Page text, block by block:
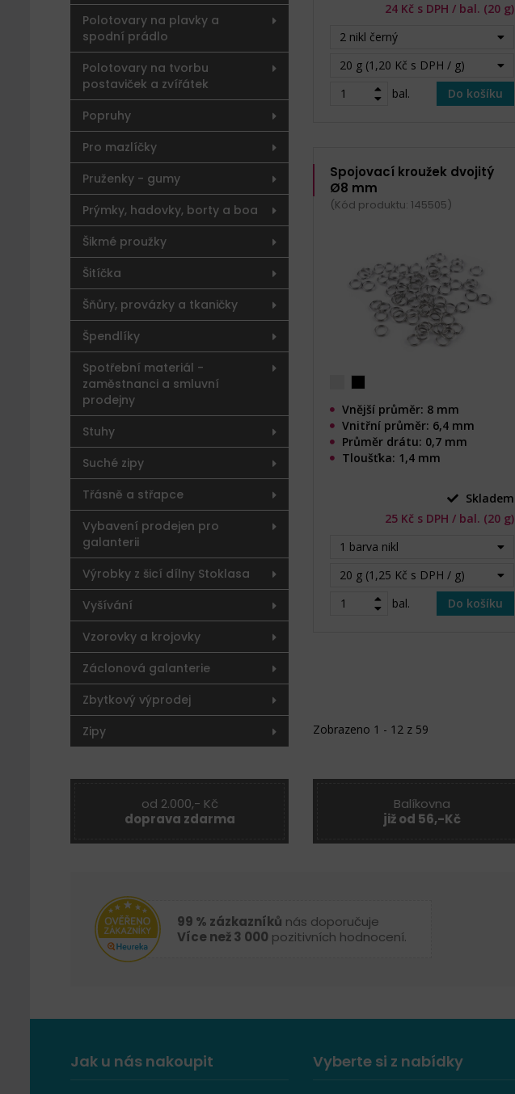
Polotovary na plavky a
spodní prádlo
Polotovary na tvorbu
postaviček a zvířátek
Popruhy
Pro mazlíčky
Pruženky - gumy
Prýmky, hadovky, borty a boa
Šikmé proužky
Šitíčka
Šňůry, provázky a tkaničky
Špendlíky
Spotřební materiál -
zaměstnanci a smluvní
prodejny
Stuhy
Suché zipy
Třásně a střapce
Vybavení prodejen pro
galanterii
Výrobky z šicí dílny Stoklasa
Vyšívání
Vzorovky a krojovky
Záclonová galanterie
Zbytkový výprodej
Zipy
24 Kč s DPH / bal. (20 g)
2 nikl černý
20 g (1,20 Kč s DPH / g)
bal.
Do košíku
Spojovací kroužek dvojitý
Ø8 mm
(Kód produktu: 145505)
Vnější průměr: 8 mm
Vnitřní průměr: 6,4 mm
Průměr drátu: 0,7 mm
Tloušťka: 1,4 mm
Skladem
25 Kč s DPH / bal. (20 g)
1 barva nikl
20 g (1,25 Kč s DPH / g)
bal.
Do košíku
Zobrazeno 1 - 12 z 59
od 2.000,- Kč
doprava zdarma
Balíkovna
již od 56,-Kč
99 % zázkazníků nás doporučuje
Více než 3 000 pozitivních hodnocení.
Jak u nás nakoupit Vyberte si z nabídky